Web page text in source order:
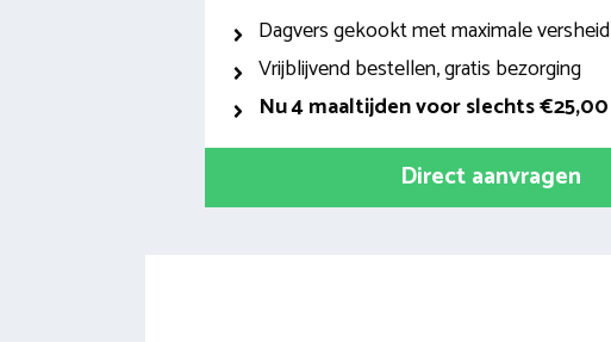
Dagvers gekookt met maximale versheid
Vrijblijvend bestellen, gratis bezorging
Nu4 maaltijden voor slechts €25,00
Direct aanvragen